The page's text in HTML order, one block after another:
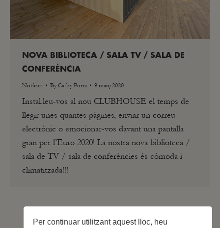
Per continuar utilitzant aquest lloc, heu
NOVA BIBLIOTECA / SALA TV / SALA DE
CONFERÈNCIA
Notícies ByCathy Porra 9 març 2020
Instal.leu-vos al nou CLUBHOUSE el temps de
llegir unes quantes pàgines, enviar un correu
electrònic o emocionar-vos davant una pantalla
gran per l’Euro 2020! La nostra nova biblioteca /
sala de TV / sala de conferències és còmoda i
climatitzada!!!